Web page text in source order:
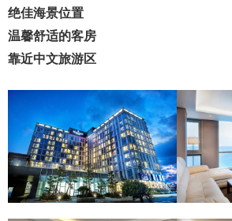
绝佳海景位置
温馨舒适的客房
靠近中文旅游区